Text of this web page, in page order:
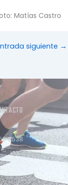
Matías Castro
siguiente →